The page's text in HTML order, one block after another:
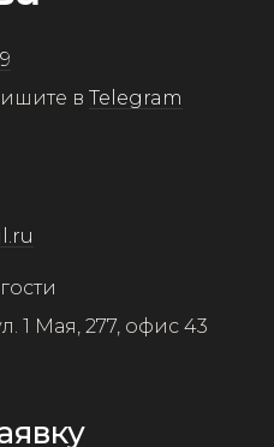
в Telegram
1 Мая, 277, офис 43